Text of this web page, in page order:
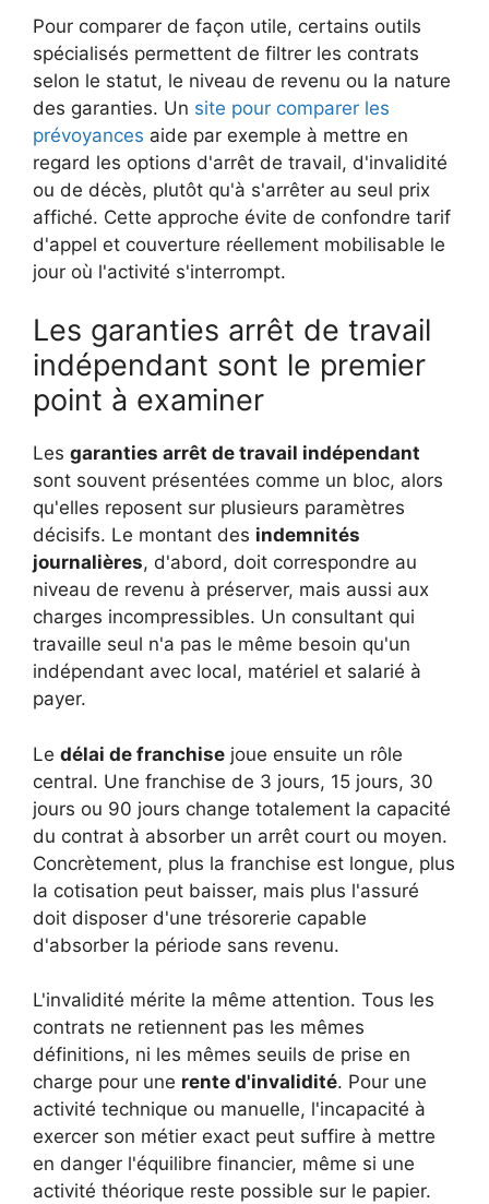
Pour comparer de façon utile, certains outils
spécialisés permettent de filtrer les contrats
selon le statut, le niveau de revenu ou la nature
des garanties. Un site pour comparer les
prévoyances aide par exemple à mettre en
regard les options d'arrêt de travail, d'invalidité
ou de décès, plutôt qu'à s'arrêter au seul prix
affiché. Cette approche évite de confondre tarif
d'appel et couverture réellement mobilisable le
jour où l'activité s'interrompt.
Les garanties arrêt de travail
indépendant sont le premier
point à examiner
Les garanties arrêt de travail indépendant
sont souvent présentées comme un bloc, alors
qu'elles reposent sur plusieurs paramètres
décisifs. Le montant des indemnités
journalières, d'abord, doit correspondre au
niveau de revenu à préserver, mais aussi aux
charges incompressibles. Un consultant qui
travaille seul n'a pas le même besoin qu'un
indépendant avec local, matériel et salarié à
payer.
Le délai de franchise joue ensuite un rôle
central. Une franchise de 3 jours, 15 jours, 30
jours ou 90 jours change totalement la capacité
du contrat à absorber un arrêt court ou moyen.
Concrètement, plus la franchise est longue, plus
la cotisation peut baisser, mais plus l'assuré
doit disposer d'une trésorerie capable
d'absorber la période sans revenu.
L'invalidité mérite la même attention. Tous les
contrats ne retiennent pas les mêmes
définitions, ni les mêmes seuils de prise en
charge pour une rente d'invalidité. Pour une
activité technique ou manuelle, l'incapacité à
exercer son métier exact peut suffire à mettre
en danger l'équilibre financier, même si une
activité théorique reste possible sur le papier.